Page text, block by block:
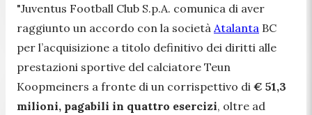
"Juventus Football Club S.p.A. comunica di aver
raggiunto un accordo con la società Atalanta BC
per l’acquisizione a titolo definitivo dei diritti alle
prestazioni sportive del calciatore Teun
Koopmeiners a fronte di un corrispettivo di € 51,3
milioni, pagabili in quattro esercizi, oltre ad